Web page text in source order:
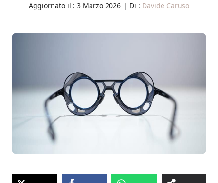
Aggiornato il : 3 Marzo 2026 | Di : Davide Caruso